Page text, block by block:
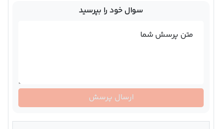
سوال خود را بپرسید
متن پرسش شما
ارسال پرسش